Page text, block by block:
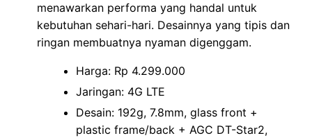
menawarkan performa yang handal untuk
kebutuhan sehari-hari. Desainnya yang tipis dan
ringan membuatnya nyaman digenggam.
Harga: Rp 4.299.000
Jaringan: 4G LTE
Desain: 192g, 7.8mm, glass front +
plastic frame/back + AGC DT-Star2,